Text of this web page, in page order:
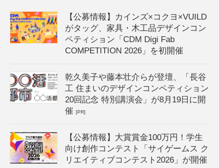
【公募情報】カインズ×コクヨ×VUILD
がタッグ、家具・木工品デザインコン
ペティション「CDM Digi Fab
COMPETITION 2026」を初開催
乾久美子や藤本壮介らが登壇、「長谷
工 住まいのデザインコンペティション
20回記念 特別講演会」が8月19日に開
催[PR]
【公募情報】大賞賞金100万円！学生
向け創作コンテスト「サイゲームス ク
リエイティブコンテスト2026」が開催